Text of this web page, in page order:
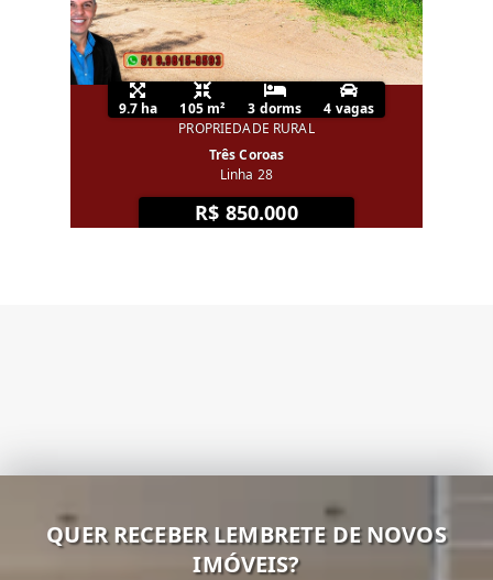
9.7 ha 105 m² 3 dorms
4 vagas
PROPRIEDADE RURAL
Três Coroas
Linha 28
R$ 850.000
QUER RECEBER LEMBRETE DE NOVOS
IMÓVEIS?